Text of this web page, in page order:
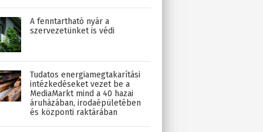
A fenntartható nyár a
szervezetünket is védi
Tudatos energiamegtakarítási
intézkedéseket vezet be a
MediaMarkt mind a 40 hazai
áruházában, irodaépületében
és központi raktárában